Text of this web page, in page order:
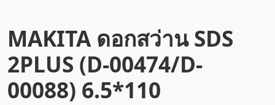
MAKITA ดอกสว่าน SDS
2PLUS (D-00474/D-
00088) 6.5*110